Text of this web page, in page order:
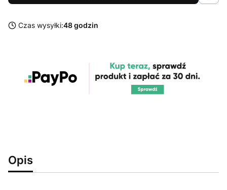
Czas wysyłki:48 godzin
Opis